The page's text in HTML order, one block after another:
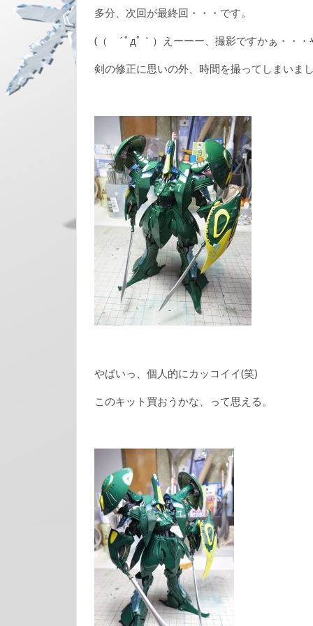
多分、次回が最終回・・・です。
(（ ´ﾟдﾟ｀）えーーー、撮影ですかぁ・・・
剣の修正に思いの外、時間を撮ってしまいまし
やばいっ、個人的にカッコイイ(笑)
このキット買おうかな、って思える。